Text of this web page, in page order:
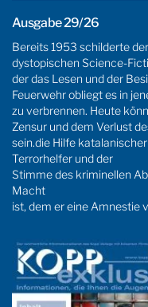
Ausgabe 29/26
Bereits 1953 schilderte
dystopischen Science-
der das Lesen und der
Feuerwehr obliegt es in
zu verbrennen. Heute
Zensur und dem Verlust
sein.die Hilfe
Terrorhelfer und der
Stimme des kriminellen
Macht
ist, dem er eine Amnestie